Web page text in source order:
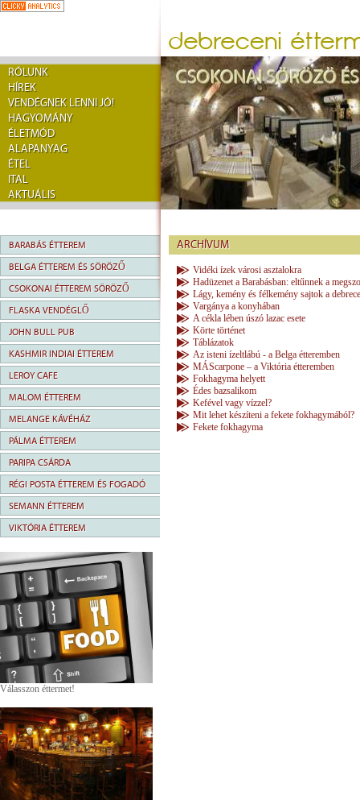
RÓLUNK
HÍREK
VENDÉGNEK LENNI JÓ!
HAGYOMÁNY
ÉLETMÓD
ALAPANYAG
ÉTEL
ITAL
AKTUÁLIS
BARABÁS ÉTTEREM
BELGA ÉTTEREM ÉS SÖRÖZŐ
CSOKONAI ÉTTEREM SÖRÖZŐ
FLASKA VENDÉGLŐ
JOHN BULL PUB
KASHMIR INDIAI ÉTTEREM
LEROY CAFE
MALOM ÉTTEREM
MELANGE KÁVÉHÁZ
PÁLMA ÉTTEREM
PARIPA CSÁRDA
RÉGI POSTA ÉTTEREM ÉS FOGADÓ
SEMANN ÉTTEREM
VIKTÓRIA ÉTTEREM
Válasszon éttermet!
ARCHÍVUM
Vidéki ízek városi asztalokra
Hadüzenet a Barabásban: eltűnnek a
Lágy, kemény és félkemény sajtok a
Vargánya a konyhában
A cékla lében úszó lazac esete
Körte történet
Táblázatok
Az isteni ízeltlábú - a Belga étteremben
MÁScarpone – a Viktória étteremben
Fokhagyma helyett
Édes bazsalikom
Kefével vagy vízzel?
Mit lehet készíteni a fekete fokhagymából?
Fekete fokhagyma